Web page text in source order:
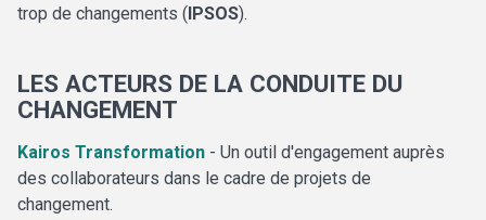
trop de changements ( IPSOS).
LES ACTEURS DE LA CONDUITE DU
CHANGEMENT
Kairos Transformation - Un outil d'engagement auprès
des collaborateurs dans le cadre de projets de
changement.